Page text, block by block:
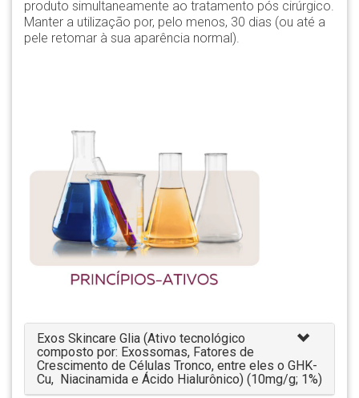
produto simultaneamente ao tratamento pós cirúrgico.
Manter a utilização por, pelo menos, 30 dias (ou até a
pele retomar à sua aparência normal).
Exos Skincare Glia (Ativo tecnológico
composto por: Exossomas, Fatores de
Crescimento de Células Tronco, entre eles o GHK-
Cu, Niacinamida e Ácido Hialurônico) (10mg/g; 1%)